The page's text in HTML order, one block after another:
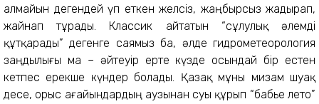
алмайын дегендей үп еткен желсіз, жаңбырсыз жадырап,
жайнап тұрады. Классик айтатын “сұлулық әлемді
құтқарады” дегенге саямыз ба, әлде гидрометеорология
заңдылығы ма – әйтеуір ерте күзде осындай бір естен
кетпес ерекше күндер болады. Қазақ мұны мизам шуақ
десе, орыс ағайындардың аузынан суы құрып “бабье лето”